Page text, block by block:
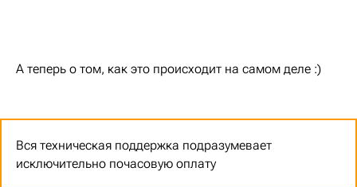
А теперь о том, как это происходит на самом деле :)
Вся техническая поддержка подразумевает
исключительно почасовую оплату